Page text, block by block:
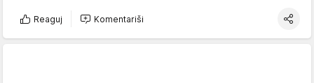
Reaguj Komentariši